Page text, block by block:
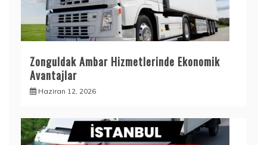
Zonguldak Ambar Hizmetlerinde Ekonomik
Avantajlar
Haziran 12, 2026